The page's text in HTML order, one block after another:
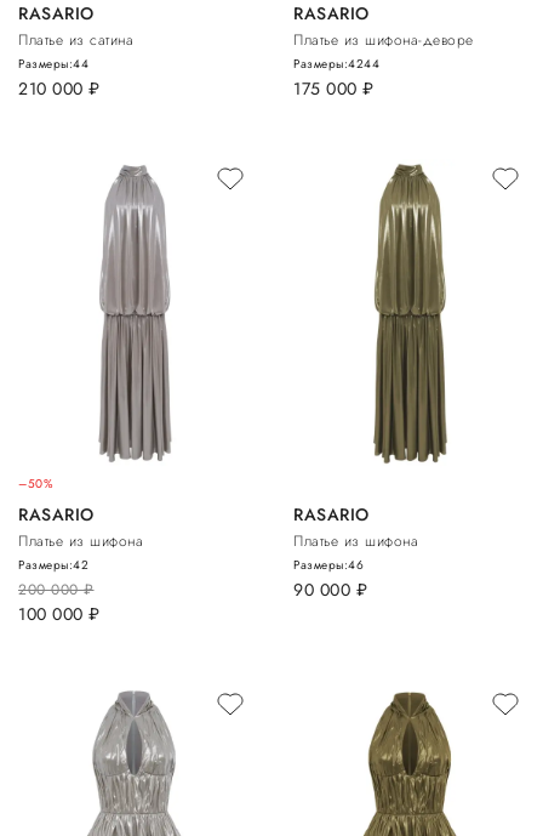
RASARIO
Платье из сатина
210 000 руб.
Размеры:44
RASARIO
Платье из шифона-деворе
175 000 руб.
Размеры:4244
–50%
RASARIO
Платье из шифона
200 000руб.
100 000 руб.
Размеры:42
RASARIO
Платье из шифона
90 000 руб.
Размеры:46